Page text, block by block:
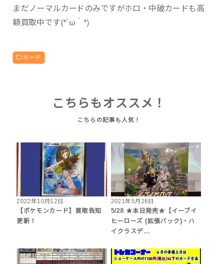
まだノーマルカードのみですがホロ・中破カードも高
額買取中です(*´ω｀*)
カード
こちらもオススメ！
2022年10月12日
【ポケモンカード】買取告知
更新！
2021年5月28日
5/28 ★本日発売★【イーブイ
ヒーローズ (拡張パック)・ハ
イクラスデ…